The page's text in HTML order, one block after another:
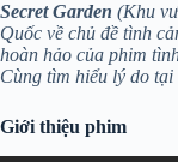
Secret Garden (Khu
Quốc về chủ đề tình
hoàn hảo của phim
Cùng tìm hiểu lý do
Giới thiệu phim